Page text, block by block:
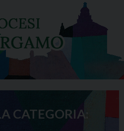
CATEGORIA: